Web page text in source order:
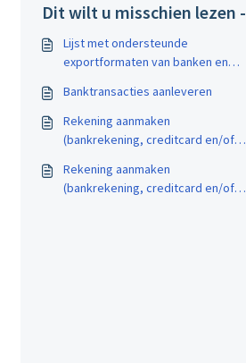
Dit wilt u misschien lezen -
Lijst met ondersteunde
exportformaten van banken en
Banktransacties aanleveren
Rekening aanmaken
(bankrekening, creditcard en/of
Rekening aanmaken
(bankrekening, creditcard en/of